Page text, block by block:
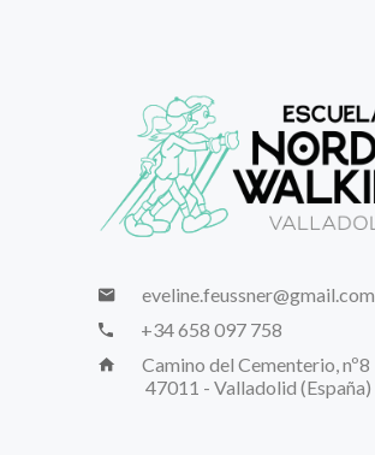
eveline.feussner@gmail.com
+34 658 097 758
Camino del Cementerio, nº8
47011 - Valladolid (España)